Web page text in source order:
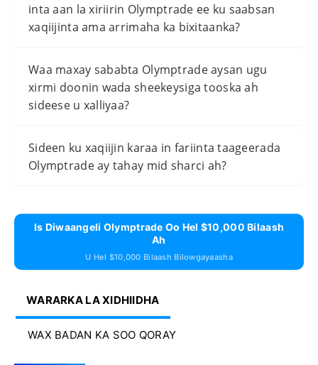
inta aan la xiriirin Olymptrade ee ku saabsan
xaqiijinta ama arrimaha ka bixitaanka?
Waa maxay sababta Olymptrade aysan ugu
xirmi doonin wada sheekeysiga tooska ah
sideese u xalliyaa?
Sideen ku xaqiijin karaa in fariinta taageerada
Olymptrade ay tahay mid sharci ah?
Is Diwaangeli Olymptrade Oo Hel $10,000 Bilaash
Ah
U Hel $10,000 Bilaash Bilowgayaasha
WARARKA LA XIDHIIDHA
WAX BADAN KA SOO QORAY